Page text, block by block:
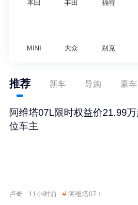
本田 丰田 福特
MINI 大众 别克
推荐 新车 导购 豪车
阿维塔07L限时权益价21.99
位车主
卢奇 11小时前 # 阿维塔07 L